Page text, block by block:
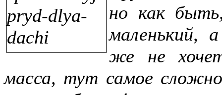
но как
маленький,
же не
масса, тут самое